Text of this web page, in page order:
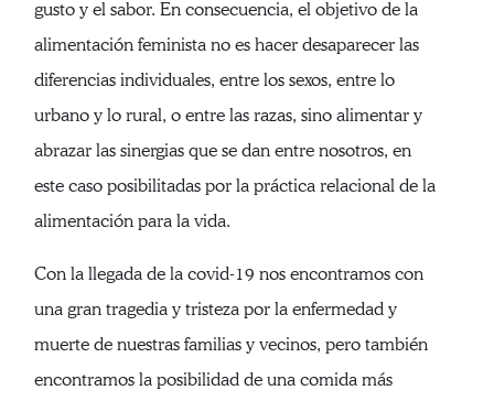
gusto y el sabor. En consecuencia, el objetivo de la
alimentación feminista no es hacer desaparecer las
diferencias individuales, entre los sexos, entre lo
urbano y lo rural, o entre las razas, sino alimentar y
abrazar las sinergias que se dan entre nosotros, en
este caso posibilitadas por la práctica relacional de la
alimentación para la vida.
Con la llegada de la covid-19 nos encontramos con
una gran tragedia y tristeza por la enfermedad y
muerte de nuestras familias y vecinos, pero también
encontramos la posibilidad de una comida más